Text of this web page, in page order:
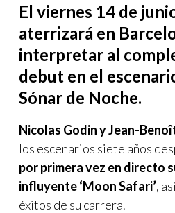
El viernes 14 de
aterrizará en
interpretar al
debut en el
Sónar de Noche.
Nicolas Godin y Jean-
los escenarios siete años
por primera vez en directo
influyente ‘Moon Safari’,
éxitos de su carrera.